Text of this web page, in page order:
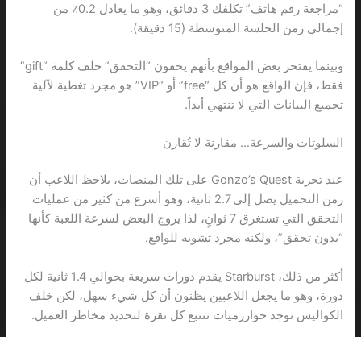
“مراجعة رقم هاتف” تكلفك 3 دقائق، وهو ما يعادل 0.2٪ من
إجمالي زمن الجلسة المتوسطة (15 دقيقة).
وبينما يفتخر بعض المواقع بأنهم يخفون “التحقق” خلف كلمة “gift”
فقط، فإن الواقع هو أن كل “free” أو “VIP” هو مجرد تغطية لآلية
تجميع البيانات التي لا تنتهي أبداً.
السلوتات والسرعة… مقارنة لا تُقارن
عند تجربة Gonzo’s Quest على تلك المنصات، يلاحظ اللاعب أن
زمن التحميل يصل إلى 2.7 ثانية، وهو أسرع من كثير من عمليات
التحقق التي تستغرق 7 ثوانٍ، لذا يروج البعض لسرعة اللعبة كأنها
“بدون تحقق”، ولكنه مجرد تشويه للواقع.
أكثر من ذلك، Starburst يقدم دورات سريعة بحوالي 1.4 ثانية لكل
دورة، وهو ما يجعل اللاعبين يظنون أن كل شيء سهل، لكن خلف
الكواليس توجد خوارزميات تتتبع كل نقرة لتحديد مخاطر العميل.